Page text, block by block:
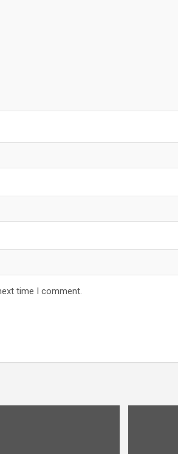
time I comment.